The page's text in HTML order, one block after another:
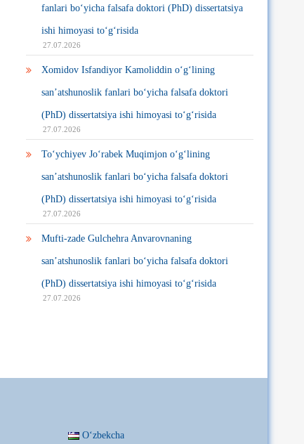
fanlari bo‘yicha falsafa doktori (PhD) dissertatsiya
ishi himoyasi to‘g‘risida
27.07.2026
Xomidov Isfandiyor Kamoliddin o‘g‘lining
san’atshunoslik fanlari bo‘yicha falsafa doktori
(PhD) dissertatsiya ishi himoyasi to‘g‘risida
27.07.2026
To‘ychiyev Jo‘rabek Muqimjon o‘g‘lining
san’atshunoslik fanlari bo‘yicha falsafa doktori
(PhD) dissertatsiya ishi himoyasi to‘g‘risida
27.07.2026
Mufti-zade Gulchehra Anvarovnaning
san’atshunoslik fanlari bo‘yicha falsafa doktori
(PhD) dissertatsiya ishi himoyasi to‘g‘risida
27.07.2026
Oʻzbekcha